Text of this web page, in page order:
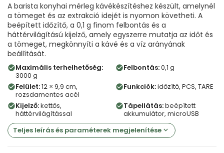
A barista konyhai mérleg kávékészítéshez készült, amelynél
a tömeget és az extrakció idejét is nyomon követheti. A
beépített időzítő, a 0,1 g finom felbontás és a
háttérvilágítású kijelző, amely egyszerre mutatja az időt és
a tömeget, megkönnyíti a kávé és a víz arányának
beállítását.
check_circleMaximális terhelhetőség:
3000 g
check_circleFelbontás:0,1 g
check_circleFelület:12 × 9,9 cm,
rozsdamentes acél
check_circleFunkciók:időzítő, PCS, TARE
check_circleKijelző:kettős,
háttérvilágítással
check_circleTápellátás:beépített
akkumulátor, microUSB
Teljes leírás és paraméterek megjelenítése keyboard_arrow_down